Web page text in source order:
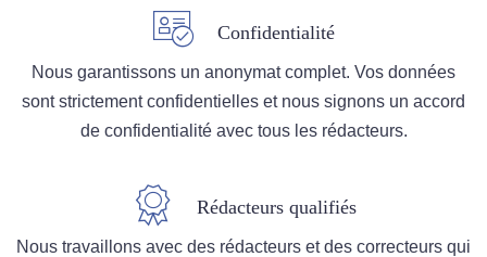
Confidentialité
Nous garantissons un anonymat complet. Vos données
sont strictement confidentielles et nous signons un accord
de confidentialité avec tous les rédacteurs.
Rédacteurs qualifiés
Nous travaillons avec des rédacteurs et des correcteurs qui